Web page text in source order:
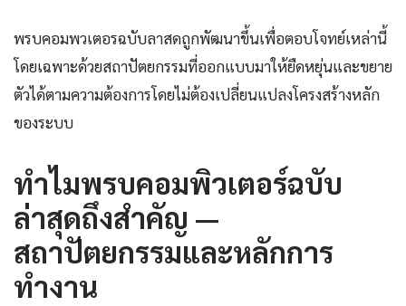
พรบคอมพวเตอรฉบับลาสดถูกพัฒนาขึ้นเพื่อตอบโจทย์เหล่านี้
โดยเฉพาะด้วยสถาปัตยกรรมที่ออกแบบมาให้ยืดหยุ่นและขยาย
ตัวได้ตามความต้องการโดยไม่ต้องเปลี่ยนแปลงโครงสร้างหลัก
ของระบบ
ทำไมพรบคอมพิวเตอร์ฉบับ
ล่าสุดถึงสำคัญ —
สถาปัตยกรรมและหลักการ
ทำงาน